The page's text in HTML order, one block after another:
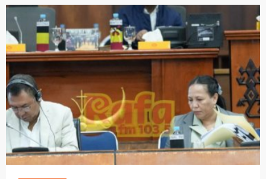
TOP 15
PODCAST SIRA
PROGRAMA SIRA
VÍDEO SIRA
EVENTU SIRA
KONTAKTU SIRA